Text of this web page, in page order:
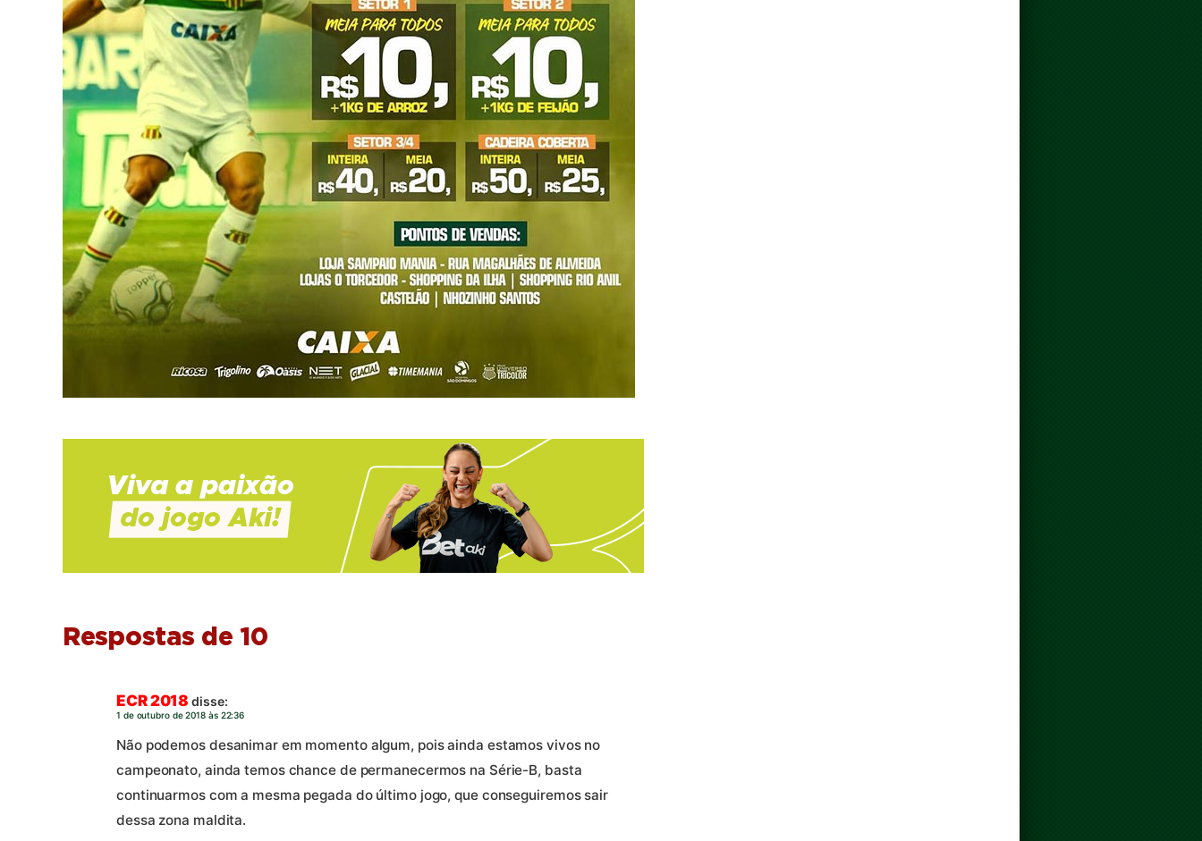
Respostas de 10
ECR 2018 disse:
1 de outubro de 2018 às 22:36
Não podemos desanimar em momento algum, pois ainda estamos vivos no
campeonato, ainda temos chance de permanecermos na Série-B, basta
continuarmos com a mesma pegada do último jogo, que conseguiremos sair
dessa zona maldita.